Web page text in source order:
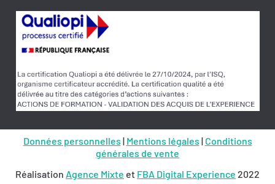
Données personnelles | Mentions légales | Conditions
générales de vente
Réalisation Agence Mixte et FBA Digital Experience 2022